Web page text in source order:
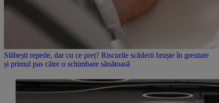
Slăbești repede, dar cu ce preț? Riscurile scăderii bruște în greutate
și primul pas către o schimbare sănătoasă